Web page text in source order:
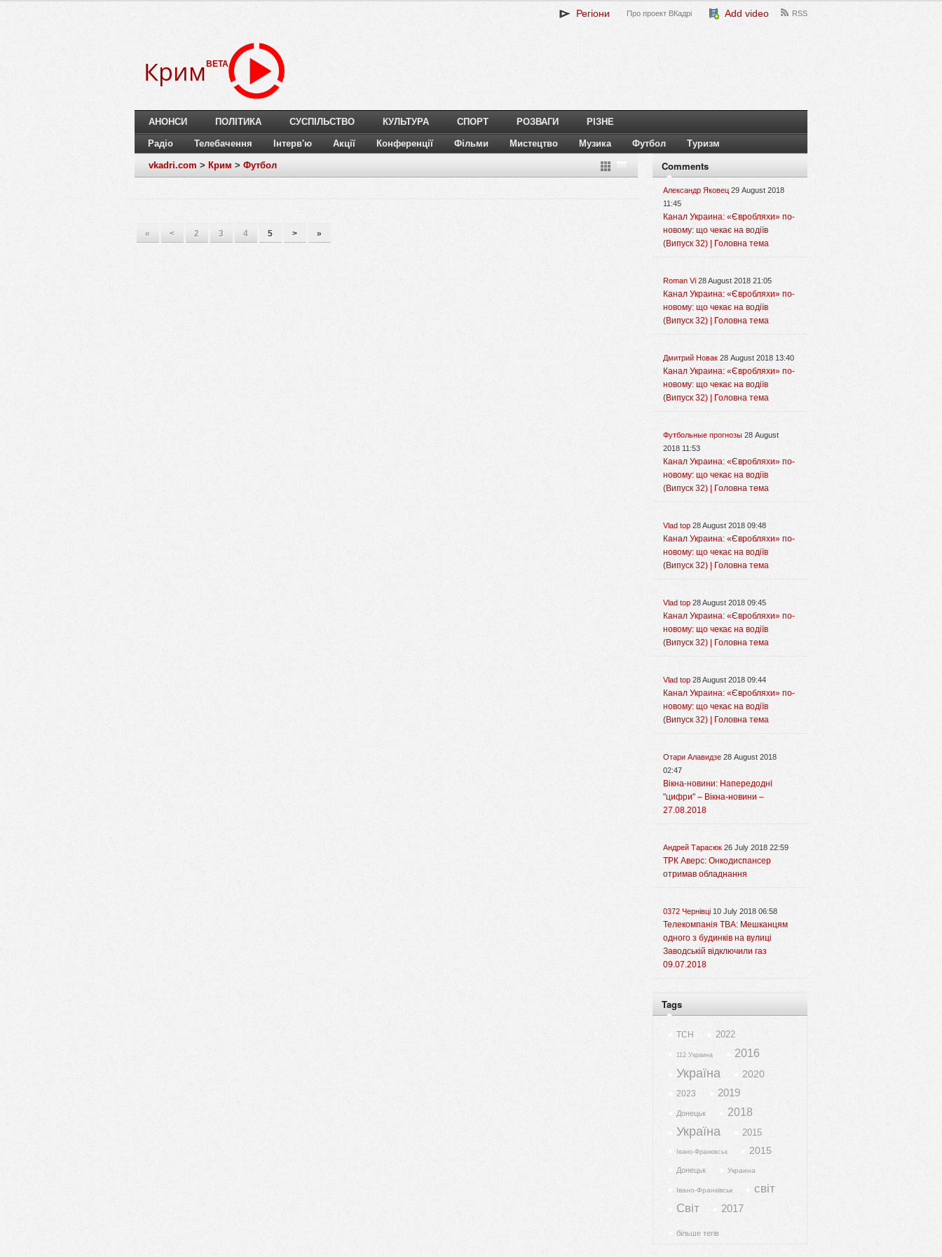
Регіони Про проект ВКадрі Add video RSS
Крим BETA
АНОНСИ ПОЛІТИКА СУСПІЛЬСТВО КУЛЬТУРА СПОРТ РОЗВАГИ РІЗНЕ
Радіо Телебачення Інтерв'ю Акції Конференції Фільми Мистецтво Музика Футбол Туризм
vkadri.com > Крим > Футбол
« < 2 3 4 5 > »
Comments
Александр Яковец 29 August 2018
11:45
Канал Украина: «Євробляхи» по-
новому: що чекає на водіїв
(Випуск 32) | Головна тема
Roman Vi 28 August 2018 21:05
Канал Украина: «Євробляхи» по-
новому: що чекає на водіїв
(Випуск 32) | Головна тема
Дмитрий Новак 28 August 2018 13:40
Канал Украина: «Євробляхи» по-
новому: що чекає на водіїв
(Випуск 32) | Головна тема
Футбольные прогнозы 28 August
2018 11:53
Канал Украина: «Євробляхи» по-
новому: що чекає на водіїв
(Випуск 32) | Головна тема
Vlad top 28 August 2018 09:48
Канал Украина: «Євробляхи» по-
новому: що чекає на водіїв
(Випуск 32) | Головна тема
Vlad top 28 August 2018 09:45
Канал Украина: «Євробляхи» по-
новому: що чекає на водіїв
(Випуск 32) | Головна тема
Vlad top 28 August 2018 09:44
Канал Украина: «Євробляхи» по-
новому: що чекає на водіїв
(Випуск 32) | Головна тема
Отари Алавидзе 28 August 2018
02:47
Вікна-новини: Напередодні
"цифри" – Вікна-новини –
27.08.2018
Андрей Тарасюк 26 July 2018 22:59
ТРК Аверс: Онкодиспансер
отримав обладнання
0372 Чернівці 10 July 2018 06:58
Телекомпанія ТВА: Мешканцям
одного з будинків на вулиці
Заводській відключили газ
09.07.2018
Tags
ТСН 2022
112 Украина 2016
Україна 2020
2023 2019
Донецьк 2018
Україна 2015
Івано-Франківськ 2015
Донецьк Украина
Івано-Франківськ
світ
Світ
2017
більше тегів